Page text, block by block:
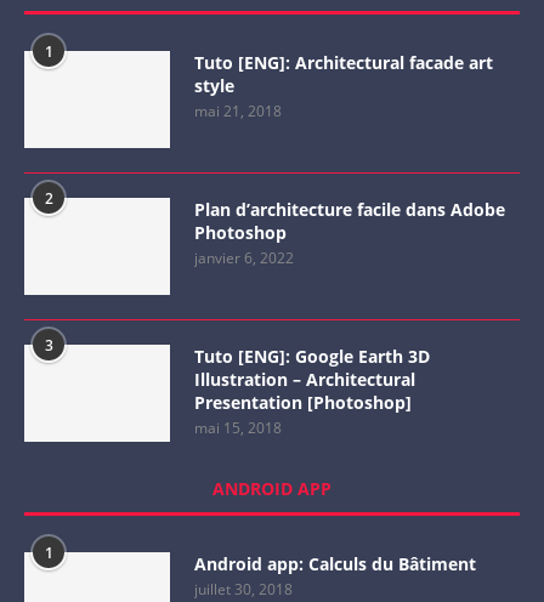
1
Tuto [ENG]: Architectural facade art
style
mai 21, 2018
2
Plan d’architecture facile dans Adobe
Photoshop
janvier 6, 2022
3
Tuto [ENG]: Google Earth 3D
Illustration – Architectural
Presentation [Photoshop]
mai 15, 2018
ANDROID APP
1 Android app: Calculs du Bâtiment
juillet 30, 2018